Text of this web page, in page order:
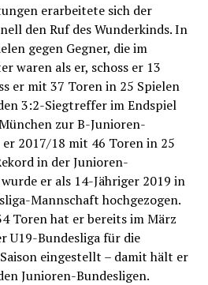
erarbeitete sich der
den Ruf des Wunderkinds. In
gegen Gegner, die im
waren als er, schoss er 13
er mit 37 Toren in 25 Spielen
3:2-Siegtreffer im Endspiel
zur B-Junioren-
2017/18 mit 46 Toren in 25
in der Junioren-
er als 14-Jähriger 2019 in
Mannschaft hochgezogen.
Toren hat er bereits im März
U19-Bundesliga für die
eingestellt – damit hält er
Junioren-Bundesligen.